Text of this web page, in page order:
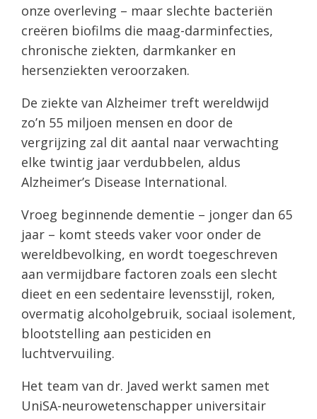
onze overleving – maar slechte bacteriën
creëren biofilms die maag-darminfecties,
chronische ziekten, darmkanker en
hersenziekten veroorzaken.
De ziekte van Alzheimer treft wereldwijd
zo’n 55 miljoen mensen en door de
vergrijzing zal dit aantal naar verwachting
elke twintig jaar verdubbelen, aldus
Alzheimer’s Disease International.
Vroeg beginnende dementie – jonger dan 65
jaar – komt steeds vaker voor onder de
wereldbevolking, en wordt toegeschreven
aan vermijdbare factoren zoals een slecht
dieet en een sedentaire levensstijl, roken,
overmatig alcoholgebruik, sociaal isolement,
blootstelling aan pesticiden en
luchtvervuiling.
Het team van dr. Javed werkt samen met
UniSA-neurowetenschapper universitair